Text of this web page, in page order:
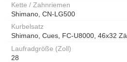
Kette / Zahnriemen
Shimano, CN-LG500
Kurbelsatz
Shimano, Cues, FC-U8000, 46x32
Laufradgröße (Zoll)
28